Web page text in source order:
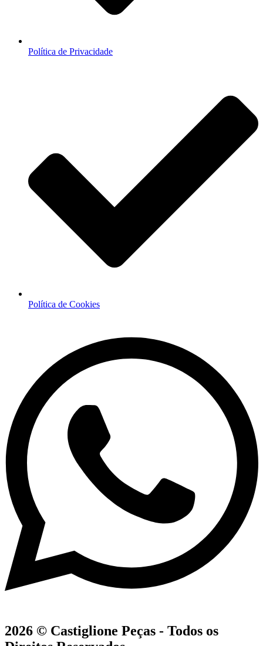
Política de Privacidade
Política de Cookies
2026 © Castiglione Peças - Todos os